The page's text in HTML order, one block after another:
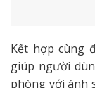
Kết hợp cùng
giúp người
phòng với ánh